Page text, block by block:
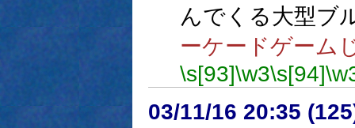
んでくる大型ブ
ーケードゲーム
\s[93]\w3\s[94]
03/11/16 20:35